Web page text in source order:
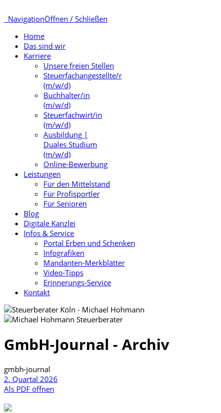
NavigationÖffnen / Schließen
Home
Das sind wir
Karriere
Unsere freien Stellen
Steuerfachangestellte/r
(m/w/d)
Buchhalter/in
(m/w/d)
Steuerfachwirt/in
(m/w/d)
Ausbildung |
Duales Studium
(m/w/d)
Online-Bewerbung
Leistungen
Für den Mittelstand
Für Profisportler
Für Senioren
Blog
Digitale Kanzlei
Infos & Service
Portal Erben und Schenken
Infografiken
Mandanten-Merkblätter
Video-Tipps
Erinnerungs-Service
Kontakt
GmbH-Journal - Archiv
gmbh-journal
2. Quartal 2026
Als PDF öffnen